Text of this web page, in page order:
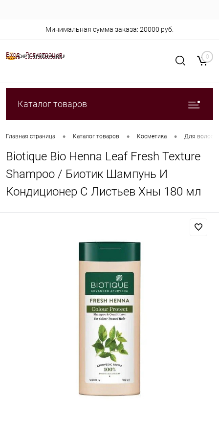
Вход Регистрация
Минимальная сумма заказа: 20000 руб.
0
Каталог товаров
Главная страница • Каталог товаров • Косметика • Для волос
Biotique Bio Henna Leaf Fresh Texture
Shampoo / Биотик Шампунь И
Кондиционер С Листьев Хны 180 мл